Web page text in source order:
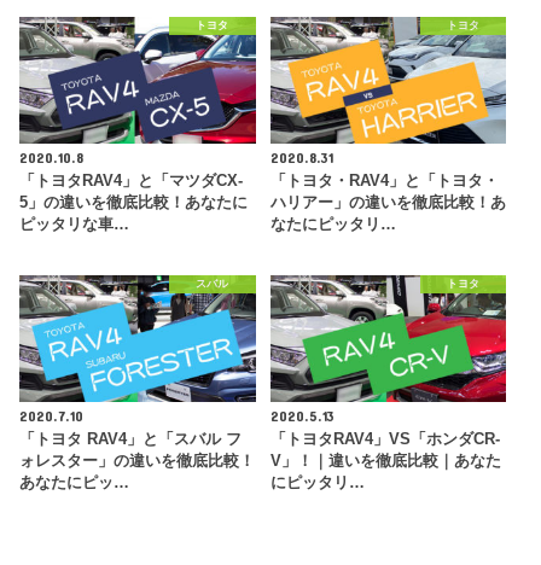
トヨタ
2020.10.8
「トヨタRAV4」と「マツダCX-
5」の違いを徹底比較！あなたに
ピッタリな車…
トヨタ
2020.8.31
「トヨタ・RAV4」と「トヨタ・
ハリアー」の違いを徹底比較！あ
なたにピッタリ…
スバル
2020.7.10
「トヨタ RAV4」と「スバル フ
ォレスター」の違いを徹底比較！
あなたにピッ…
トヨタ
2020.5.13
「トヨタRAV4」VS「ホンダCR-
V」！｜違いを徹底比較｜あなた
にピッタリ…